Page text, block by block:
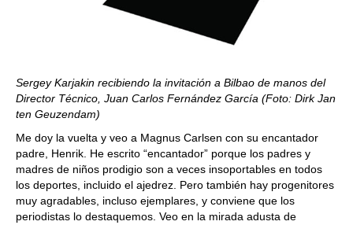
Sergey Karjakin recibiendo la invitación a Bilbao de manos del
Director Técnico, Juan Carlos Fernández García (Foto: Dirk Jan
ten Geuzendam)
Me doy la vuelta y veo a Magnus Carlsen con su encantador
padre, Henrik. He escrito “encantador” porque los padres y
madres de niños prodigio son a veces insoportables en todos
los deportes, incluido el ajedrez. Pero también hay progenitores
muy agradables, incluso ejemplares, y conviene que los
periodistas lo destaquemos. Veo en la mirada adusta de